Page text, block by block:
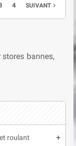
roulant add
4 SUIVANTnavigate_next
bannes,